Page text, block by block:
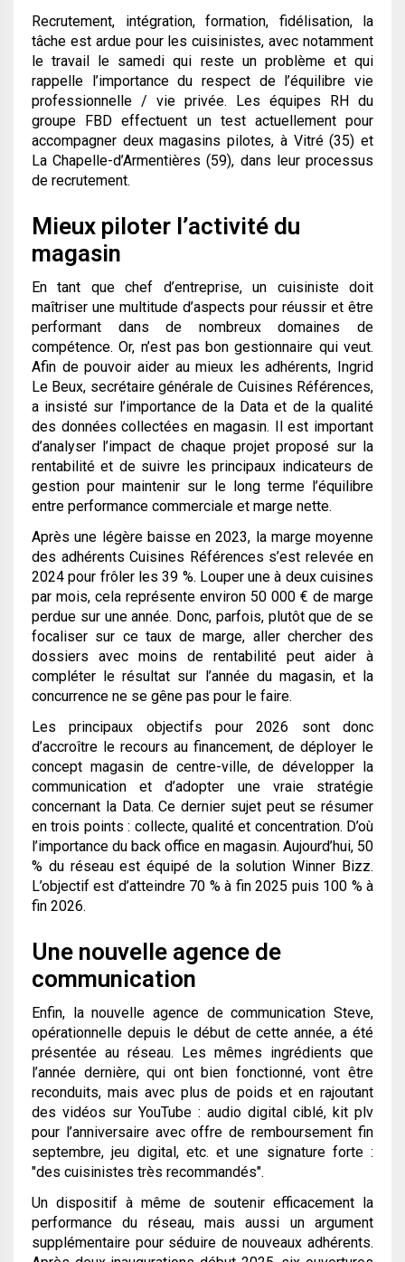
Recrutement, intégration, formation, fidélisation, la
tâche est ardue pour les cuisinistes, avec notamment
le travail le samedi qui reste un problème et qui
rappelle l’importance du respect de l’équilibre vie
professionnelle / vie privée. Les équipes RH du
groupe FBD effectuent un test actuellement pour
accompagner deux magasins pilotes, à Vitré (35) et
La Chapelle-d’Armentières (59), dans leur processus
de recrutement.
Mieux piloter l’activité du
magasin
En tant que chef d’entreprise, un cuisiniste doit
maîtriser une multitude d’aspects pour réussir et être
performant dans de nombreux domaines de
compétence. Or, n’est pas bon gestionnaire qui veut.
Afin de pouvoir aider au mieux les adhérents, Ingrid
Le Beux, secrétaire générale de Cuisines Références,
a insisté sur l’importance de la Data et de la qualité
des données collectées en magasin. Il est important
d’analyser l’impact de chaque projet proposé sur la
rentabilité et de suivre les principaux indicateurs de
gestion pour maintenir sur le long terme l’équilibre
entre performance commerciale et marge nette.
Après une légère baisse en 2023, la marge moyenne
des adhérents Cuisines Références s’est relevée en
2024 pour frôler les 39 %. Louper une à deux cuisines
par mois, cela représente environ 50 000 € de marge
perdue sur une année. Donc, parfois, plutôt que de se
focaliser sur ce taux de marge, aller chercher des
dossiers avec moins de rentabilité peut aider à
compléter le résultat sur l’année du magasin, et la
concurrence ne se gêne pas pour le faire.
Les principaux objectifs pour 2026 sont donc
d’accroître le recours au financement, de déployer le
concept magasin de centre-ville, de développer la
communication et d’adopter une vraie stratégie
concernant la Data. Ce dernier sujet peut se résumer
en trois points : collecte, qualité et concentration. D’où
l’importance du back office en magasin. Aujourd’hui, 50
% du réseau est équipé de la solution Winner Bizz.
L’objectif est d’atteindre 70 % à fin 2025 puis 100 % à
fin 2026.
Une nouvelle agence de
communication
Enfin, la nouvelle agence de communication Steve,
opérationnelle depuis le début de cette année, a été
présentée au réseau. Les mêmes ingrédients que
l’année dernière, qui ont bien fonctionné, vont être
reconduits, mais avec plus de poids et en rajoutant
des vidéos sur YouTube : audio digital ciblé, kit plv
pour l’anniversaire avec offre de remboursement fin
septembre, jeu digital, etc. et une signature forte :
"des cuisinistes très recommandés".
Un dispositif à même de soutenir efficacement la
performance du réseau, mais aussi un argument
supplémentaire pour séduire de nouveaux adhérents.